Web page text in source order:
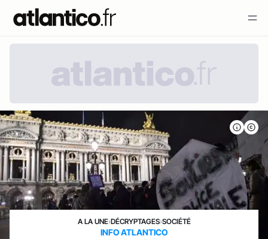
A LA UNE›DÉCRYPTAGES›SOCIÉTÉ
INFO ATLANTICO